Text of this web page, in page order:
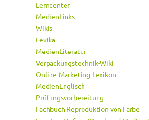
Lerncenter
MedienLinks
Wikis
Lexika
MedienLiteratur
Verpackungstechnik-Wiki
Online-Marketing-Lexikon
MedienEnglisch
Prüfungsvorbereitung
Fachbuch Reproduktion von Farbe